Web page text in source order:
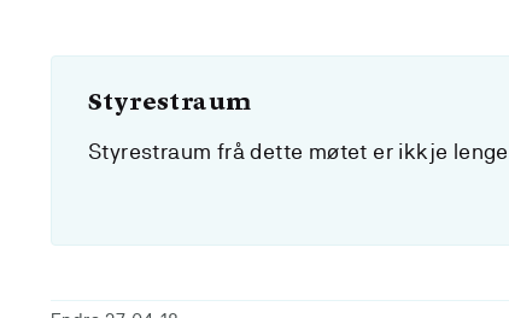
Styrestraum
Styrestraum frå dette møtet er ikkje